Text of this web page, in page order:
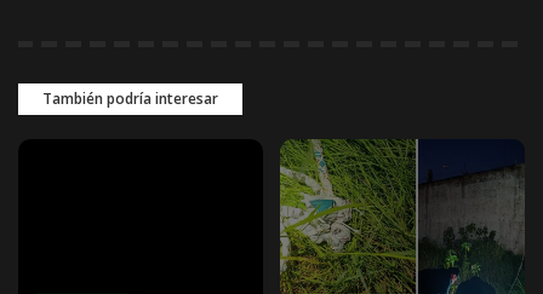
También podría interesar